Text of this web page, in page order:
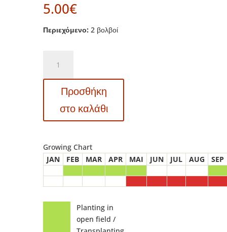
5.00€
Περιεχόμενο: 2 βολβοί
Lilium
–
Λίλιουμ
ποσότητα
Προσθήκη
στο καλάθι
Growing Chart
JAN
FEB MAR APR MAI JUN JUL AUG SEP
Planting in
open field /